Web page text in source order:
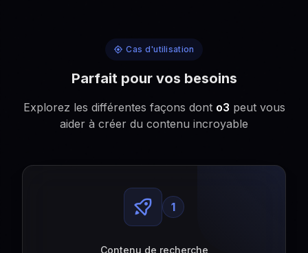
Cas d'utilisation
Parfait pour vos besoins
Explorez les différentes façons dont o3 peut vous
aider à créer du contenu incroyable
1
Contenu de recherche